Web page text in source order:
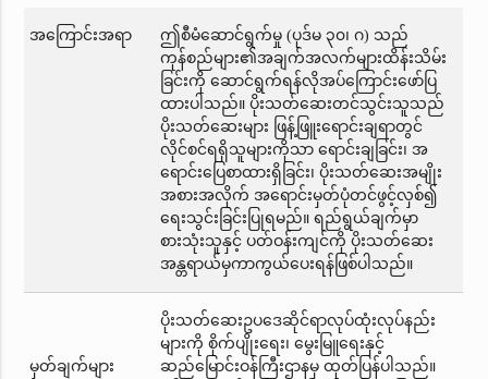
အကြောင်းအရာ
ဤစီမံဆောင်ရွက်မှု (ပုဒ်မ ၃၀၊ ဂ) သည်
ကုန်စည်များ၏အချက်အလက်များထိန်းသိမ်း
ခြင်းကို ဆောင်ရွက်ရန်လိုအပ်ကြောင်းဖော်ပြ
ထားပါသည်။ ပိုးသတ်ဆေးတင်သွင်းသူသည်
ပိုးသတ်ဆေးများ ဖြန့်ဖြူးရောင်းချရာတွင်
လိုင်စင်ရရှိသူများကိုသာ ရောင်းချခြင်း၊ အ
ရောင်းပြေစာထားရှိခြင်း၊ ပိုးသတ်ဆေးအမျိုး
အစားအလိုက် အရောင်းမှတ်ပုံတင်ဖွင့်လှစ်၍
ရေးသွင်းခြင်းပြုရမည်။ ရည်ရွယ်ချက်မှာ
စားသုံးသူနှင့် ပတ်ဝန်းကျင်ကို ပိုးသတ်ဆေး
အန္တရာယ်မှကာကွယ်ပေးရန်ဖြစ်ပါသည်။
မှတ်ချက်များ
ပိုးသတ်ဆေးဥပဒေဆိုင်ရာလုပ်ထုံးလုပ်နည်း
များကို စိုက်ပျိုးရေး၊ မွေးမြူရေးနှင့်
ဆည်မြောင်းဝန်ကြီးဌာနမှ ထုတ်ပြန်ပါသည်။